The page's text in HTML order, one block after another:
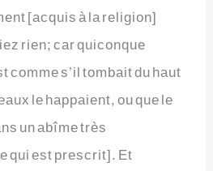
[acquis à la religion]
rien; car quiconque
comme s’il tombait du haut
le happaient, ou que le
un abîme très
qui est prescrit]. Et